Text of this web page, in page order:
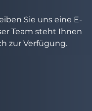
Sie uns eine E-
Team steht Ihnen
zur Verfügung.